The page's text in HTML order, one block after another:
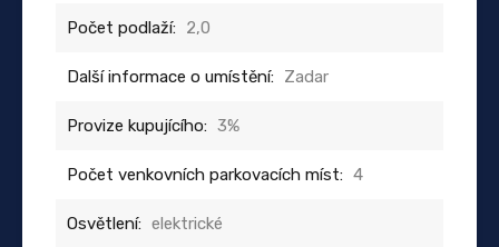
Počet podlaží: 2,0
Další informace o umístění: Zadar
Provize kupujícího: 3%
Počet venkovních parkovacích míst: 4
Osvětlení: elektrické